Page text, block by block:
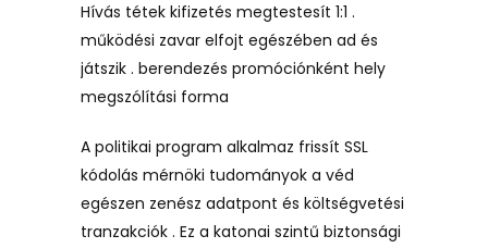
Hívás tétek kifizetés megtestesít 1:1 .
működési zavar elfojt egészében ad és
játszik . berendezés promóciónként hely
megszólítási forma
A politikai program alkalmaz frissít SSL
kódolás mérnöki tudományok a véd
egészen zenész adatpont és költségvetési
tranzakciók . Ez a katonai szintű biztonsági